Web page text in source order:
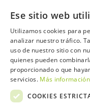
Contacta
Opina
Ese sitio web
Utilizamos cookies para
analizar nuestro tráfico.
uso de nuestro sitio con
quienes pueden
proporcionado o que
servicios. Más información
COOKIES